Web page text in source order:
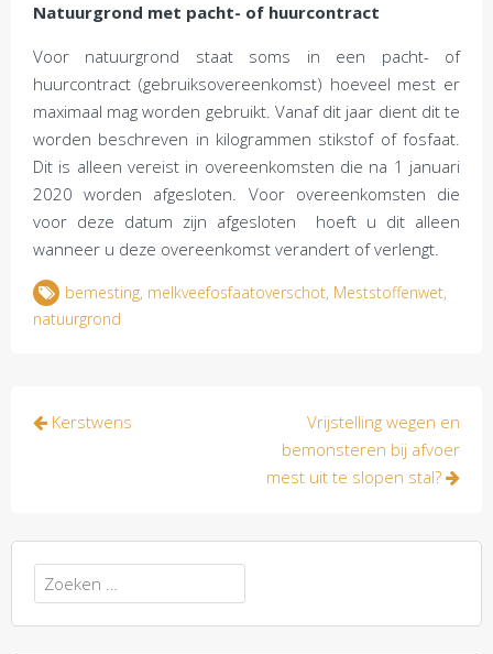
Natuurgrond met pacht- of huurcontract
Voor natuurgrond staat soms in een pacht- of
huurcontract (gebruiksovereenkomst) hoeveel mest er
maximaal mag worden gebruikt. Vanaf dit jaar dient dit te
worden beschreven in kilogrammen stikstof of fosfaat.
Dit is alleen vereist in overeenkomsten die na 1 januari
2020 worden afgesloten. Voor overeenkomsten die
voor deze datum zijn afgesloten hoeft u dit alleen
wanneer u deze overeenkomst verandert of verlengt.
bemesting, melkveefosfaatoverschot, Meststoffenwet,
natuurgrond
Bericht
Kerstwens
Vrijstelling wegen en
bemonsteren bij afvoer
mest uit te slopen stal?
Zoeken
naar: